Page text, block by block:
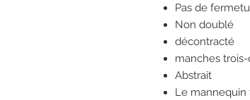
Pas de
Non doublé
décontracté
manches
Abstrait
Le mannequin